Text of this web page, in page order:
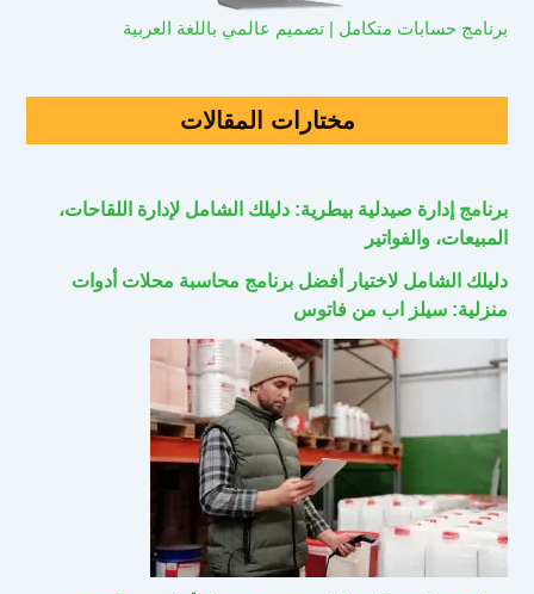
برنامج حسابات متكامل | تصميم عالمي باللغة العربية
مختارات المقالات
برنامج إدارة صيدلية بيطرية: دليلك الشامل لإدارة اللقاحات،
المبيعات، والفواتير
دليلك الشامل لاختيار أفضل برنامج محاسبة محلات أدوات
منزلية: سيلز اب من فاتوس